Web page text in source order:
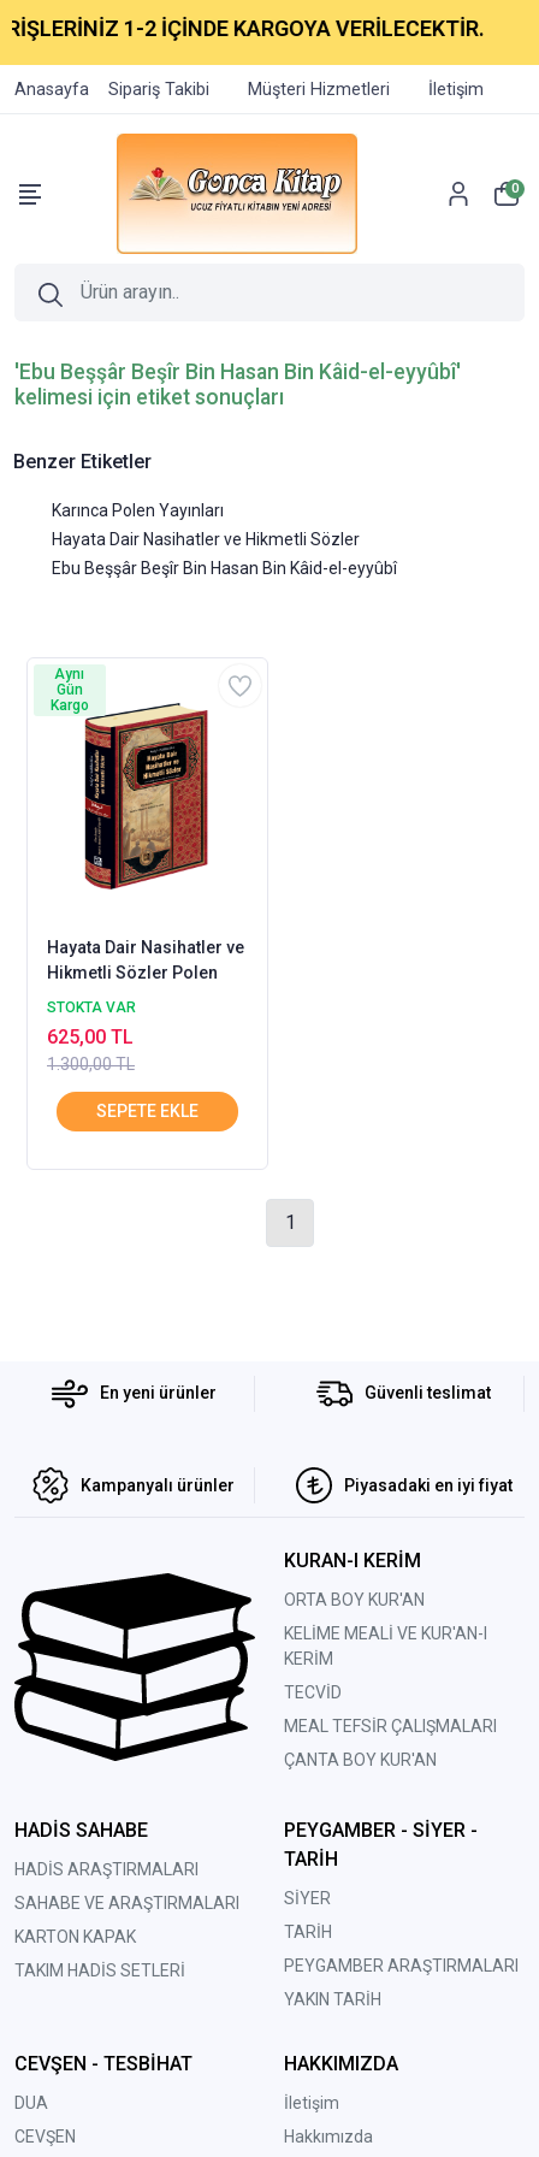
1-2 İÇİNDE KARGOYA VERİLECEKTİR.
Anasayfa Sipariş Takibi Müşteri Hizmetleri İletişim
0
'Ebu Beşşâr Beşîr Bin Hasan Bin Kâid-el-eyyûbî'
kelimesi için etiket sonuçları
Benzer Etiketler
Karınca Polen Yayınları
Hayata Dair Nasihatler ve Hikmetli Sözler
Ebu Beşşâr Beşîr Bin Hasan Bin Kâid-el-eyyûbî
Hayata Dair Nasihatler ve
Hikmetli Sözler Polen
STOKTA VAR
1.300,00 TL
625,00 TL
Aynı
Gün
Kargo
1
En yeni ürünler Güvenli teslimat
Kampanyalı ürünler Piyasadaki en iyi fiyat
KURAN-I KERİM
ORTA BOY KUR'AN
KELİME MEALİ VE KUR'AN-I
KERİM
TECVİD
MEAL TEFSİR ÇALIŞMALARI
ÇANTA BOY KUR'AN
HADİS SAHABE
HADİS ARAŞTIRMALARI
SAHABE VE ARAŞTIRMALARI
KARTON KAPAK
TAKIM HADİS SETLERİ
PEYGAMBER - SİYER -
TARİH
SİYER
TARİH
PEYGAMBER ARAŞTIRMALARI
YAKIN TARİH
CEVŞEN - TESBİHAT
DUA
CEVŞEN
HAKKIMIZDA
İletişim
Hakkımızda